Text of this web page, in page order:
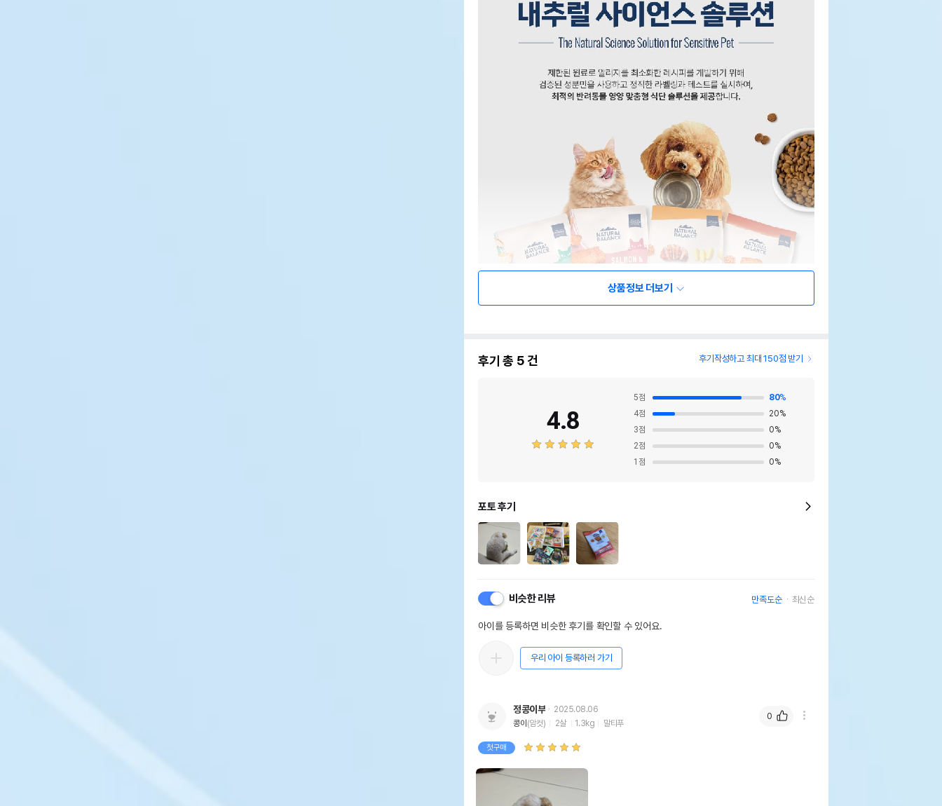
상품정보 더보기
후기 총 5건 후기작성하고 최대 150점 받기
4.8
5점 80%
4점 20%
3점 0%
2점 0%
1 점 0%
포토 후기
비슷한 리뷰 만족도순 최신순
아이를 등록하면 비슷한 후기를 확인할 수 있어요.
우리 아이 등록하러 가기
정콩이부
2025.08.06
콩이(암컷) 2살 1.3kg 말티푸
첫구매
0